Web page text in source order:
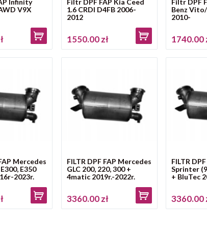
Infinity
V9X
Filtr DPF FAP Kia Ceed
1.6 CRDI D4FB 2006-
2012
1550.00 zł
Filtr DPF
Benz
2010-
1740.00
Mercedes
E350
2023r.
FILTR DPF FAP Mercedes
GLC 200, 220, 300 +
4matic 2019r.-2022r.
3360.00 zł
FILTR
Sprinter
+ BluTec
3360.00